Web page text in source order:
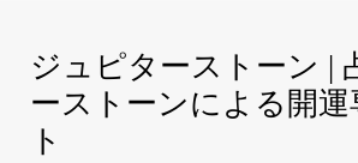
ジュピターストーン |
ーストーンによる開運
ト